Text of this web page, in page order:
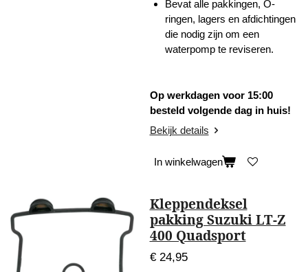
Bevat alle pakkingen, O-
ringen, lagers en afdichtingen
die nodig zijn om een
waterpomp te reviseren.
Op werkdagen voor 15:00
besteld volgende dag in huis!
Bekijk details
In winkelwagen
Kleppendeksel
pakking Suzuki LT-Z
400 Quadsport
€ 24,95